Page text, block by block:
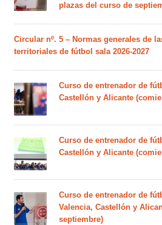
plazas del curso de
Circular nº. 5 – Normas generales de
territoriales de fútbol sala 2026-2027
Curso de entrenador de
Castellón y Alicante
Curso de entrenador de
Castellón y Alicante
Curso de entrenador de
Valencia, Castellón y
septiembre)